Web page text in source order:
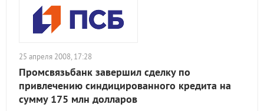
25 апреля 2008, 17:28
Промсвязьбанк завершил сделку по
привлечению синдицированного кредита на
сумму 175 млн долларов